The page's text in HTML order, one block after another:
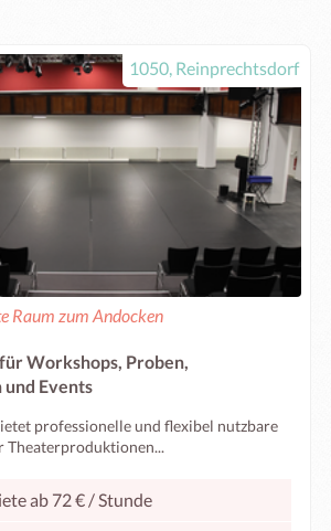
1050, Reinprechtsdorf
Raum zum Andocken
Workshops, Proben,
Events
professionelle und flexibel nutzbare
Theaterproduktionen...
ab 72 € / Stunde